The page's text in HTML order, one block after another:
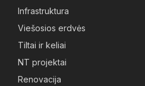
Infrastruktura
Viešosios erdvės
Tiltai ir keliai
NT projektai
Renovacija